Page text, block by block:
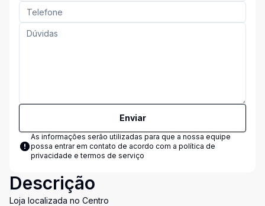
Enviar
As informações serão utilizadas para que a nossa equipe
possa entrar em contato de acordo com a política de
privacidade e termos de serviço
Descrição
Loja localizada no Centro